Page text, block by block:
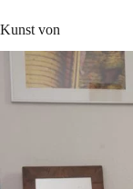
Kunst von